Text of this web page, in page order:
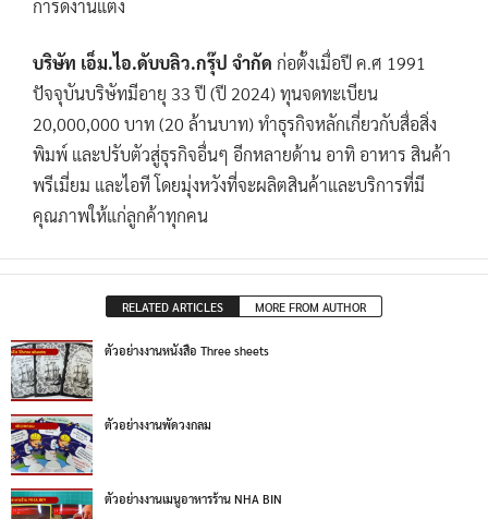
การ์ดงานแต่ง
บริษัท เอ็ม.ไอ.ดับบลิว.กรุ๊ป จำกัด ก่อตั้งเมื่อปี ค.ศ 1991
ปัจจุบันบริษัทมีอายุ 33 ปี (ปี 2024) ทุนจดทะเบียน
20,000,000 บาท (20 ล้านบาท) ทำธุรกิจหลักเกี่ยวกับสื่อสิ่ง
พิมพ์ และปรับตัวสู่ธุรกิจอื่นๆ อีกหลายด้าน อาทิ อาหาร สินค้า
พรีเมี่ยม และไอที โดยมุ่งหวังที่จะผลิตสินค้าและบริการที่มี
คุณภาพให้แก่ลูกค้าทุกคน
RELATED ARTICLES MORE FROM AUTHOR
ตัวอย่างงานหนังสือ Three sheets
ตัวอย่างงานพัดวงกลม
ตัวอย่างงานเมนูอาหารร้าน NHA BIN